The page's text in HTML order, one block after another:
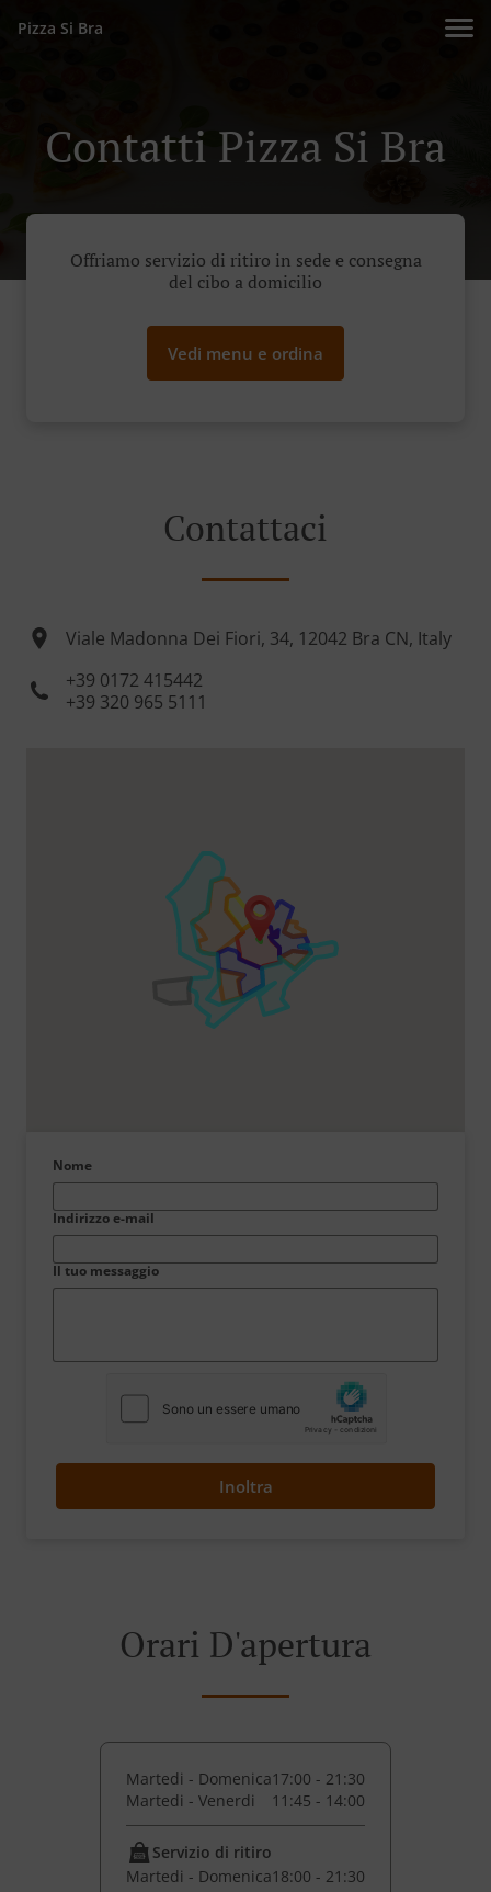
Pizza Si Bra
Contatti Pizza Si Bra
Offriamo servizio di ritiro in sede e consegna
del cibo a domicilio
Vedi menu e ordina
Contattaci
Viale Madonna Dei Fiori, 34, 12042 Bra CN, Italy
+39 0172 415442
+39 320 965 5111
Nome
Indirizzo e-mail
Il tuo messaggio
Inoltra
Orari D'apertura
Martedi - Domenica17:00 - 21:30
Martedi - Venerdi
11:45 - 14:00
Servizio di ritiro
Martedi - Domenica18:00 - 21:30